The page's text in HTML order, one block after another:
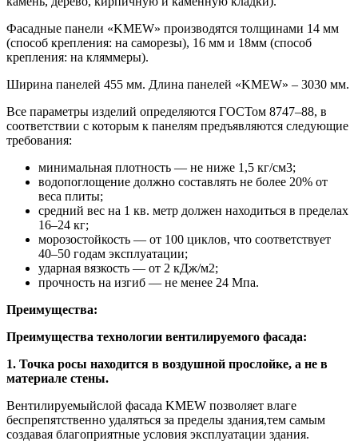
Фасадные панели «KMEW» производятся толщинами 14 мм
(способ крепления: на саморезы), 16 мм и 18мм (способ
крепления: на кляммеры).
Ширина панелей 455 мм. Длина панелей «KMEW» – 3030 мм.
Все параметры изделий определяются ГОСТом 8747–88, в
соответствии с которым к панелям предъявляются следующие
требования:
минимальная плотность — не ниже 1,5 кг/см3;
водопоглощение должно составлять не более 20% от
веса плиты;
средний вес на 1 кв. метр должен находиться в пределах
16–24 кг;
морозостойкость — от 100 циклов, что соответствует
40–50 годам эксплуатации;
ударная вязкость — от 2 кДж/м2;
прочность на изгиб — не менее 24 Мпа.
Преимущества:
Преимущества технологии вентилируемого фасада:
1. Точка росы находится в воздушной прослойке, а не в
материале стены.
Вентилируемыйслой фасада KMEW позволяет влаге
беспрепятственно удаляться за пределы здания,тем самым
создавая благоприятные условия эксплуатации здания.